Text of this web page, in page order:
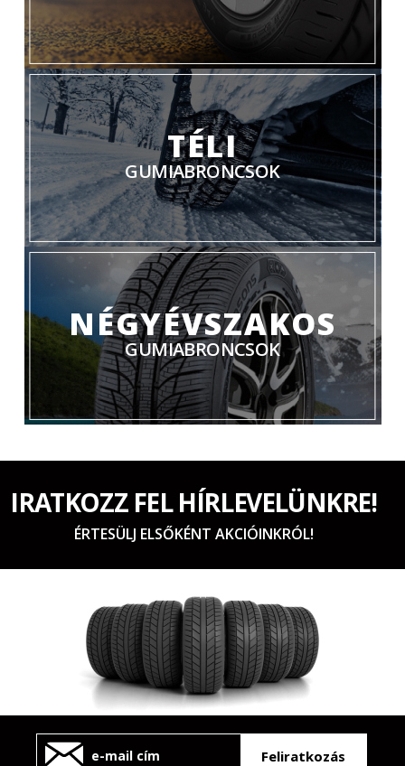
TÉLI
GUMIABRONCSOK
NÉGYÉVSZAKOS
GUMIABRONCSOK
IRATKOZZ FEL HÍRLEVELÜNKRE!
ÉRTESÜLJ ELSŐKÉNT AKCIÓINKRÓL!
Feliratkozás